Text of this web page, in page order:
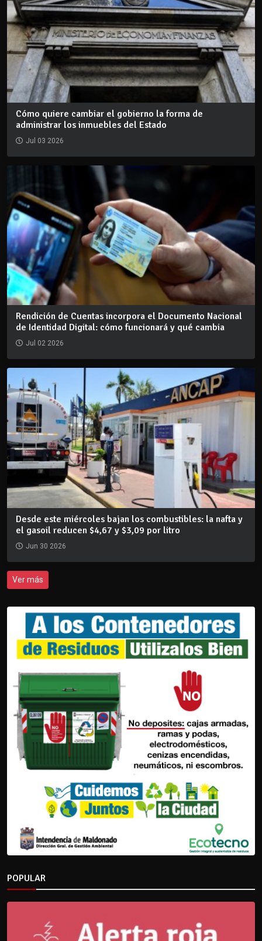
Cómo quiere cambiar el gobierno la forma de
administrar los inmuebles del Estado
Jul 03 2026
Rendición de Cuentas incorpora el Documento Nacional
de Identidad Digital: cómo funcionará y qué cambia
Jul 02 2026
Desde este miércoles bajan los combustibles: la nafta y
el gasoil reducen $4,67 y $3,09 por litro
Jun 30 2026
Ver más
POPULAR